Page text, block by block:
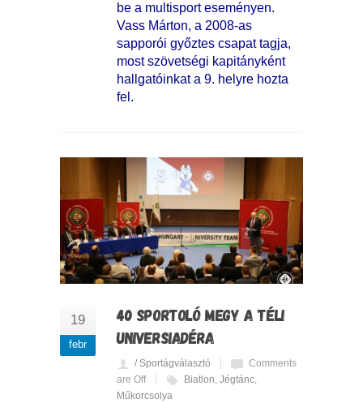
be a multisport eseményen.
Vass Márton, a 2008-as
sapporói győztes csapat tagja,
most szövetségi kapitányként
hallgatóinkat a 9. helyre hozta
fel.
19
febr
40 SPORTOLÓ MEGY A TÉLI
UNIVERSIADÉRA
/ Sportágválasztó
Comments
are Off
Biatlon, Jégtánc,
Műkorcsolya